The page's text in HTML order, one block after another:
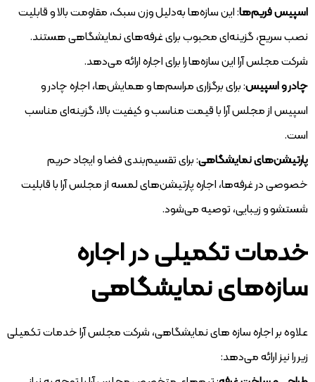
اسپیس فریم‌ها: این سازه‌ها به‌دلیل وزن سبک، مقاومت بالا و قابلیت
نصب سریع، گزینه‌ای محبوب برای غرفه‌های نمایشگاهی هستند.
شرکت مجلس آرا این سازه‌ها را برای اجاره ارائه می‌دهد.
چادر و اسپیس: برای برگزاری مراسم‌ها و همایش‌ها، اجاره چادر و
اسپیس از مجلس آرا با قیمت مناسب و کیفیت بالا، گزینه‌ای مناسب
است.
پارتیشن‌های نمایشگاهی: برای تقسیم‌بندی فضا و ایجاد حریم
خصوصی در غرفه‌ها، اجاره پارتیشن‌های لمسه از مجلس آرا با قابلیت
شستشو و زیبایی، توصیه می‌شود.
خدمات تکمیلی در اجاره
سازه‌های نمایشگاهی
علاوه بر اجاره سازه های نمایشگاهی، شرکت مجلس آرا خدمات تکمیلی
زیر را نیز ارائه می‌دهد: